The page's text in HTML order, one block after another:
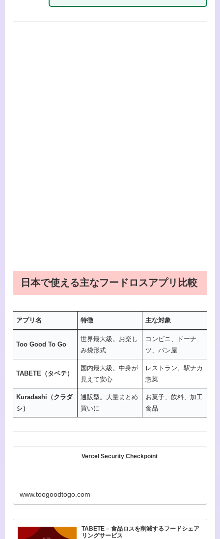
日本で使える主なフードロスアプリ比較
アプリ名 特徴 主な対象
Too Good To Go
世界最大級。お楽し
み袋形式
コンビニ、ドーナ
ツ、パン屋
TABETE（タベテ）
国内最大級。中身が
見えて安心
レストラン、駅ナカ
惣菜
Kuradashi（クラダ
シ）
通販型。大量まとめ
買いに
お菓子、飲料、加工
食品
Vercel Security Checkpoint
www.toogoodtogo.com
TABETE – 食品ロスを削減するフードシェア
リングサービス